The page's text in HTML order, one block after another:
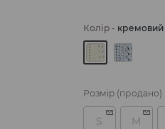
Колір- кремовий
Розмір (продано)
S M